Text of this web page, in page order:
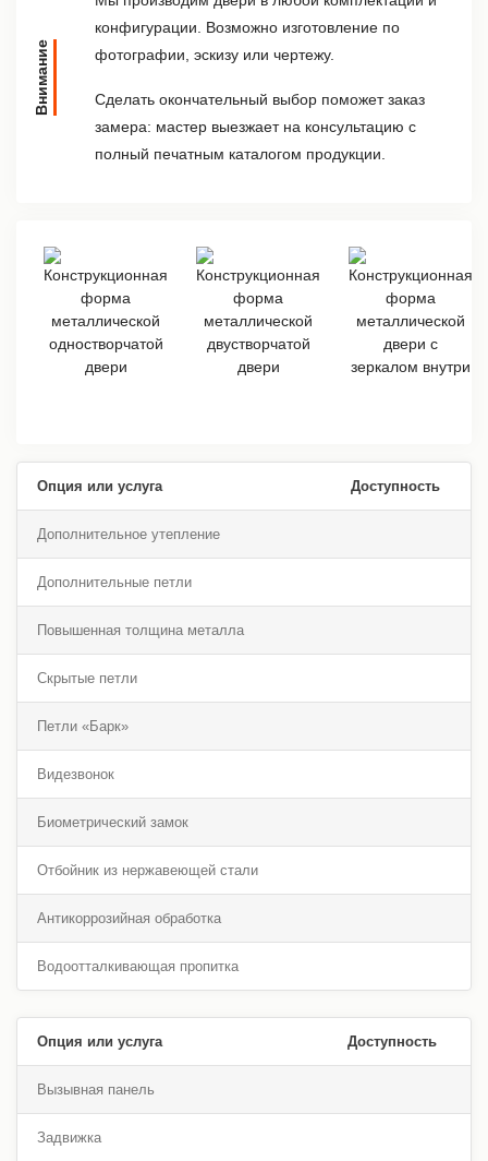
Внимание
конфигурации. Возможно изготовление по
фотографии, эскизу или чертежу.
Сделать окончательный выбор поможет заказ
замера: мастер выезжает на консультацию с
полный печатным каталогом продукции.
Опция или услуга Доступность
Дополнительное утепление
Дополнительные петли
Повышенная толщина металла
Скрытые петли
Петли «Барк»
Видезвонок
Биометрический замок
Отбойник из нержавеющей стали
Антикоррозийная обработка
Водоотталкивающая пропитка
Опция или услуга Доступность
Вызывная панель
Задвижка